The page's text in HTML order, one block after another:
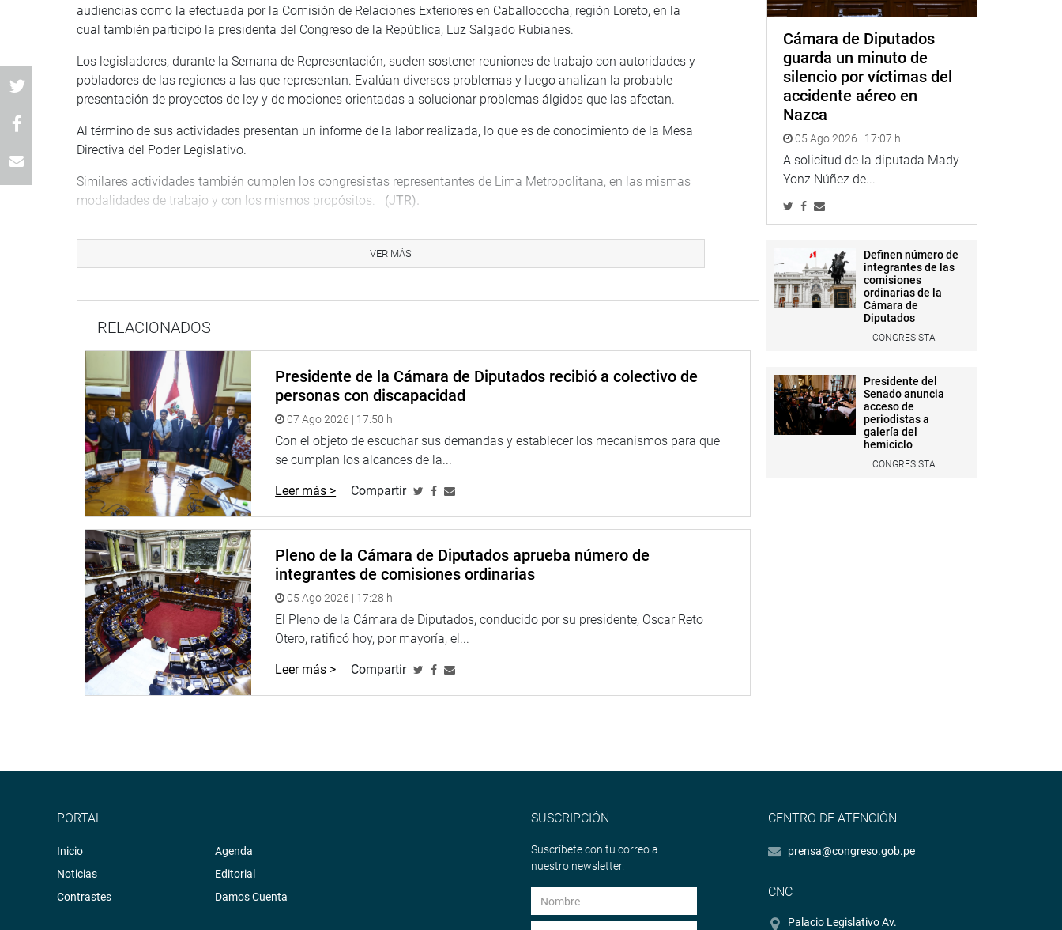
audiencias como la efectuada por la Comisión de Relaciones Exteriores en Caballococha, región Loreto, en la
cual también participó la presidenta del Congreso de la República, Luz Salgado Rubianes.
Los legisladores, durante la Semana de Representación, suelen sostener reuniones de trabajo con autoridades y
pobladores de las regiones a las que representan. Evalúan diversos problemas y luego analizan la probable
presentación de proyectos de ley y de mociones orientadas a solucionar problemas álgidos que las afectan.
Al término de sus actividades presentan un informe de la labor realizada, lo que es de conocimiento de la Mesa
Directiva del Poder Legislativo.
Similares actividades también cumplen los congresistas representantes de Lima Metropolitana, en las mismas
modalidades de trabajo y con los mismos propósitos. (JTR).
PRENSA-CONGRESO
http://www.congreso.gob.pe/
Facebook: https://www.facebook.com/congresoperu
Twitter:https://twitter.com/congresoperu
Youtube:http://www.youtube.com/congresoperu
Soundcloud:https://soundcloud.com/radiocongreso
VER MÁS
RELACIONADOS
Presidente de la Cámara de Diputados recibió a colectivo de
personas con discapacidad
07 Ago 2026 | 17:50 h
Con el objeto de escuchar sus demandas y establecer los mecanismos para que
se cumplan los alcances de la...
Leer más > Compartir
Pleno de la Cámara de Diputados aprueba número de
integrantes de comisiones ordinarias
05 Ago 2026 | 17:28 h
El Pleno de la Cámara de Diputados, conducido por su presidente, Oscar Reto
Otero, ratificó hoy, por mayoría, el...
Leer más > Compartir
Cámara de Diputados
guarda un minuto de
silencio por víctimas del
accidente aéreo en
Nazca
05 Ago 2026 | 17:07 h
A solicitud de la diputada Mady
Yonz Núñez de...
Definen número de
integrantes de las
comisiones
ordinarias de la
Cámara de
Diputados
CONGRESISTA
Presidente del
Senado anuncia
acceso de
periodistas a
galería del
hemiciclo
CONGRESISTA
PORTAL
Inicio
Noticias
Contrastes
Agenda
Editorial
Damos Cuenta
SUSCRIPCIÓN
Suscríbete con tu correo a
nuestro newsletter.
CENTRO DE ATENCIÓN
prensa@congreso.gob.pe
CNC
Palacio Legislativo Av.